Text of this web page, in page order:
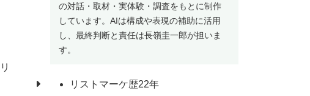
の対話・取材・実体験・調査をもとに制作
しています。AIは構成や表現の補助に活用
し、最終判断と責任は長嶺圭一郎が担いま
す。
リストマーケ歴22年